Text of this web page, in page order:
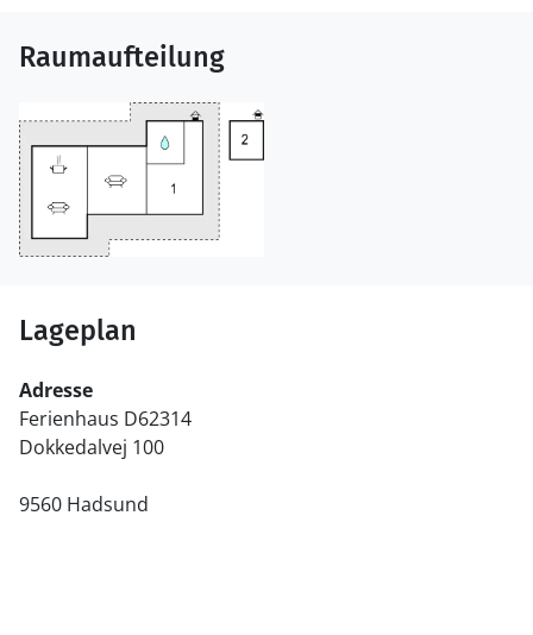
Raumaufteilung
Lageplan
Adresse
Ferienhaus D62314
Dokkedalvej 100
9560 Hadsund